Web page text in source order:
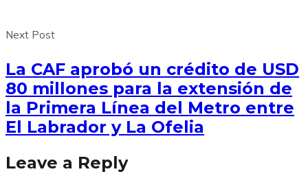
Next Post
La CAF aprobó un crédito de USD
80 millones para la extensión de
la Primera Línea del Metro entre
El Labrador y La Ofelia
Leave a Reply